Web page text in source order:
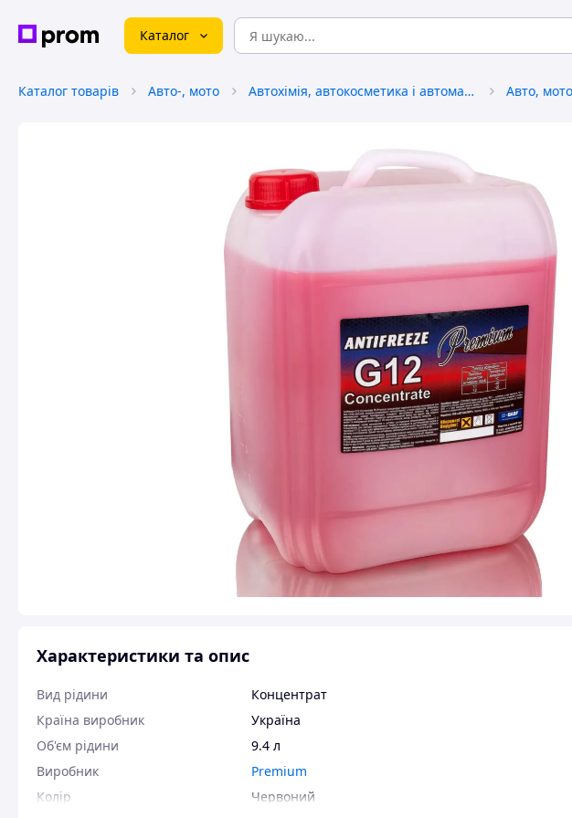
Каталог
Каталог товарів Авто-, мото Автохімія, автокосметика і автомастила
Характеристики та опис
Вид рідини
Концентрат
Країна виробник
Україна
Об'єм рідини
9.4 л
Виробник
Premium
Колір
Червоний